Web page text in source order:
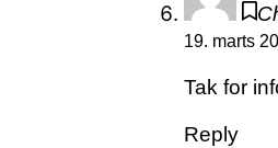
19. marts
Tak for
Reply